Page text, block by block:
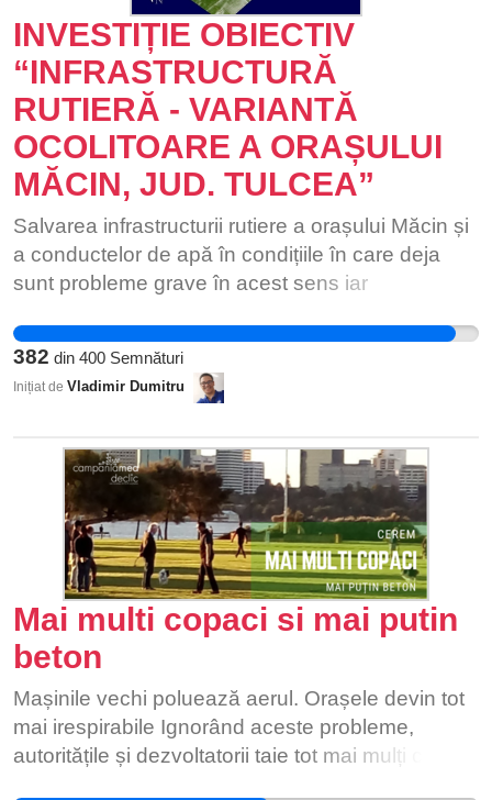
INVESTIȚIE OBIECTIV
“INFRASTRUCTURĂ
RUTIERĂ - VARIANTĂ
OCOLITOARE A ORAȘULUI
MĂCIN, JUD. TULCEA”
Salvarea infrastructurii rutiere a orașului Măcin și
a conductelor de apă în condițiile în care deja
sunt probleme grave în acest sens iar
vecinătate va duce la agravarea iremediabilă
acestor infrastructuri din cauza intensificării
circulației mașinilor de tonaj greu și mare tonaj.
382 din 400 Semnături
Inițiat de Vladimir Dumitru
Mai multi copaci si mai putin
beton
Mașinile vechi poluează aerul. Orașele devin tot
mai irespirabile Ignorând aceste probleme,
autoritățile și dezvoltatorii taie tot mai mulți copaci